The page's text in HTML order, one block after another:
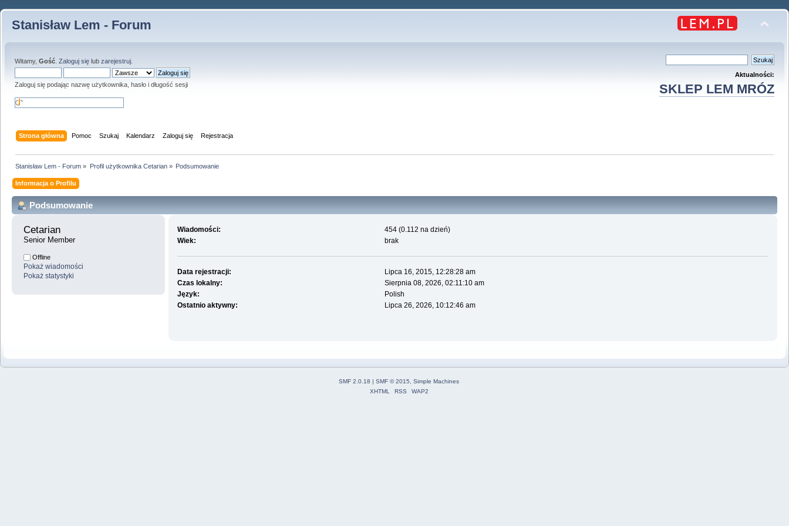
Stanisław Lem - Forum
Witamy, Gość Zaloguj się lub zarejestruj
Zaloguj się podając nazwę użytkownika, hasło i długość sesji
Aktualności:
SKLEP LEM MRÓZ
Strona główna Pomoc Szukaj Kalendarz Zaloguj się Rejestracja
Stanisław Lem - Forum » Profil użytkownika Cetarian» Podsumowanie
Informacja o Profilu
Podsumowanie
Cetarian
Senior Member
Offline
Pokaż wiadomości
Pokaż statystyki
Wiadomości:
454 (0.112 na dzień)
Wiek:
brak
Data rejestracji:
Lipca 16, 2015, 12:28:28 am
Czas lokalny:
Sierpnia 08, 2026, 02:11:10 am
Język:
Polish
Ostatnio aktywny:
Lipca 26, 2026, 10:12:46 am
SMF 2.0.18 | SMF © 2015, Simple Machines
XHTML
RSS WAP2